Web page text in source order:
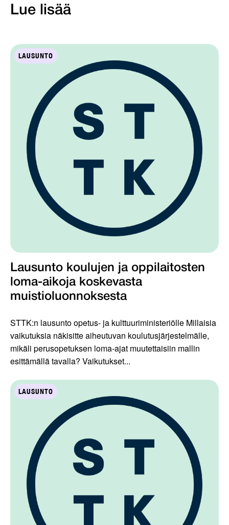
Lue lisää
LAUSUNTO
Lausunto koulujen ja oppilaitosten
loma-aikoja koskevasta
muistioluonnoksesta
STTK:n lausunto opetus- ja kulttuuriministeriölle Millaisia
vaikutuksia näkisitte aiheutuvan koulutusjärjestelmälle,
mikäli perusopetuksen loma-ajat muutettaisiin mallin
esittämällä tavalla? Vaikutukset...
LAUSUNTO